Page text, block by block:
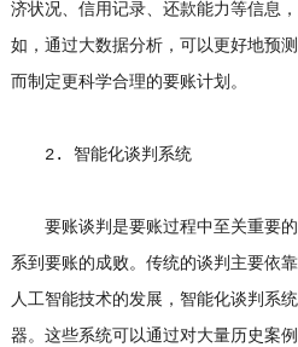
济状况、信用记录、还款能力等信息
如，通过大数据分析，可以更好地预
而制定更科学合理的要账计划。
2. 智能化谈判系统
要账谈判是要账过程中至关重要的
系到要账的成败。传统的谈判主要依
人工智能技术的发展，智能化谈判系
器。这些系统可以通过对大量历史案